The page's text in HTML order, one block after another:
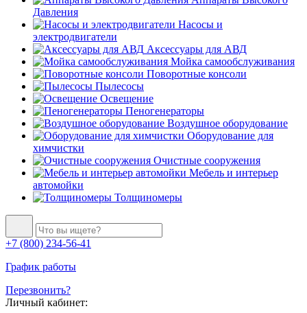
Давления
Насосы и
электродвигатели
Аксессуары для АВД
Мойка самообслуживания
Поворотные консоли
Пылесосы
Освещение
Пеногенераторы
Воздушное оборудование
Оборудование для
химчистки
Очистные сооружения
Мебель и интерьер
автомойки
Толщиномеры
+7 (800) 234-56-41
График работы
Перезвонить?
Личный кабинет: